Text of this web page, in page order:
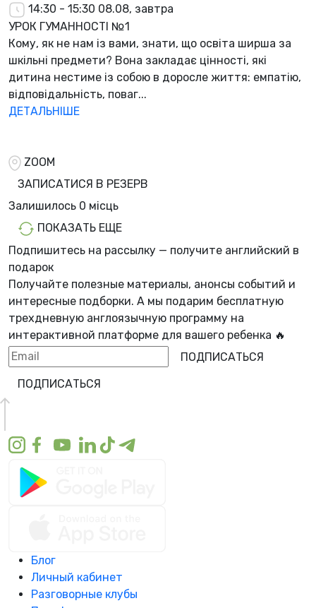
14:30 - 15:30 08.08, завтра
УРОК ГУМАННОСТІ №1
Кому, як не нам із вами, знати, що освіта ширша за
шкільні предмети? Вона закладає цінності, які
дитина нестиме із собою в доросле життя: емпатію,
відповідальність, поваг...
ДЕТАЛЬНІШЕ
ZOOM
ЗАПИСАТИСЯ В РЕЗЕРВ
Залишилось 0 місць
ПОКАЗАТЬ ЕЩЕ
Подпишитесь на рассылку — получите английский в
подарок
Получайте полезные материалы, анонсы событий и
интересные подборки. А мы подарим бесплатную
трехдневную англоязычную программу на
интерактивной платформе для вашего ребенка 🔥
ПОДПИСАТЬСЯ
ПОДПИСАТЬСЯ
Блог
Личный кабинет
Разговорные клубы